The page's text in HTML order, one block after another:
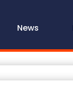
News